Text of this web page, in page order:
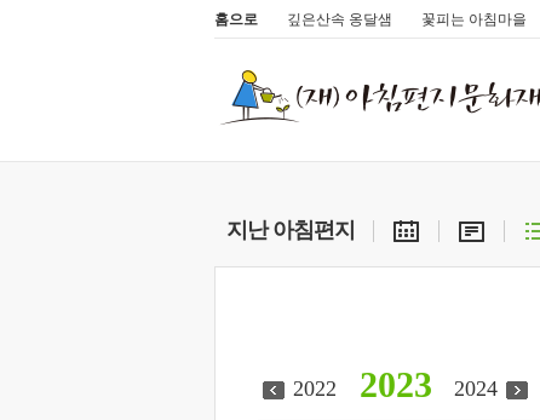
홈으로 깊은산속 옹달샘 꽃피는 아침마을
지난 아침편지
2023
2022 2024